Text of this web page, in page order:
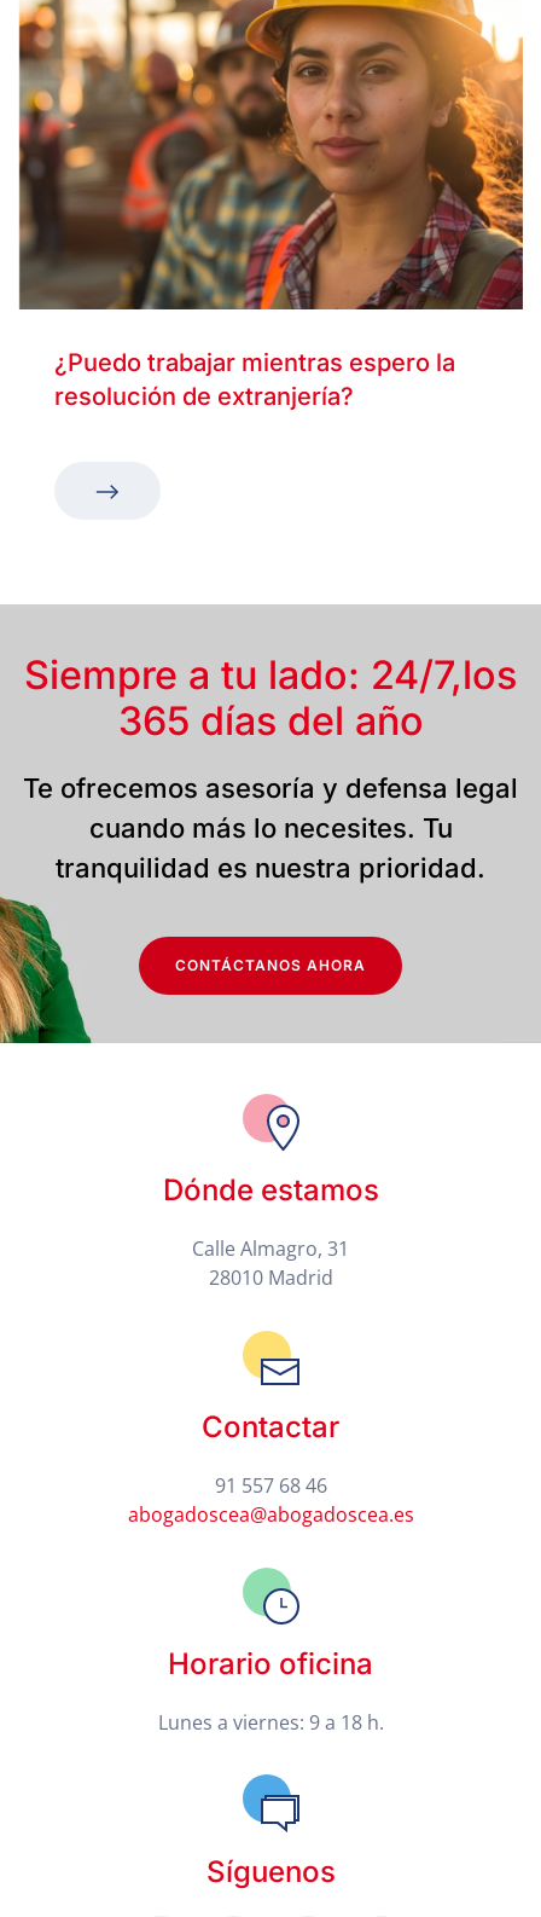
¿Puedo trabajar mientras espero la
resolución de extranjería?
Siempre a tu lado: 24/7,los
365 días del año
Te ofrecemos asesoría y defensa legal
cuando más lo necesites. Tu
tranquilidad es nuestra prioridad.
CONTÁCTANOS AHORA
Dónde estamos
Calle Almagro, 31
28010 Madrid
Contactar
91 557 68 46
abogadoscea@abogadoscea.es
Horario oficina
Lunes a viernes: 9 a 18 h.
Síguenos